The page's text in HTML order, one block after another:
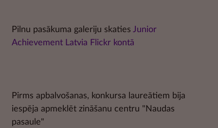
Pilnu pasākuma galeriju skaties Junior
Achievement Latvia Flickr kontā
Pirms apbalvošanas, konkursa laureātiem bija
iespēja apmeklēt zināšanu centru "Naudas
pasaule"